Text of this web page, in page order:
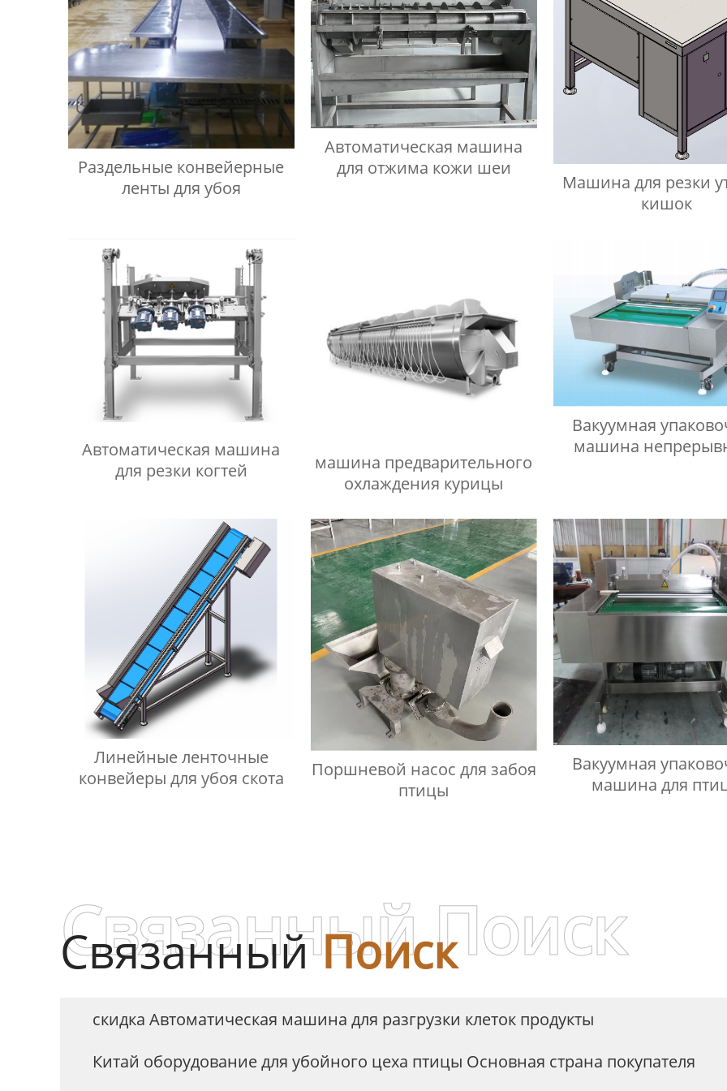
Раздельные конвейерные
ленты для убоя
Автоматическая машина
для отжима кожи шеи
Машина для резки
кишок
Автоматическая машина
для резки когтей
машина предварительного
охлаждения курицы
Вакуумная
машина
Линейные ленточные
конвейеры для убоя скота
Поршневой насос для забоя
птицы
Вакуумная
машина для
СвязанныйПоиск
Связанный Поиск
скидка Автоматическая машина для разгрузки клеток продукты
Китай оборудование для убойного цеха птицы Основная страна покупателя